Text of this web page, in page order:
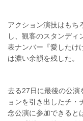
アクション演技はもち
し、観客のスタンディ
表ナンバー『愛したけ
は濃い余韻を残した。
去る27日に最後の公演
ョンを引き出したチ・
念公演に参加できると